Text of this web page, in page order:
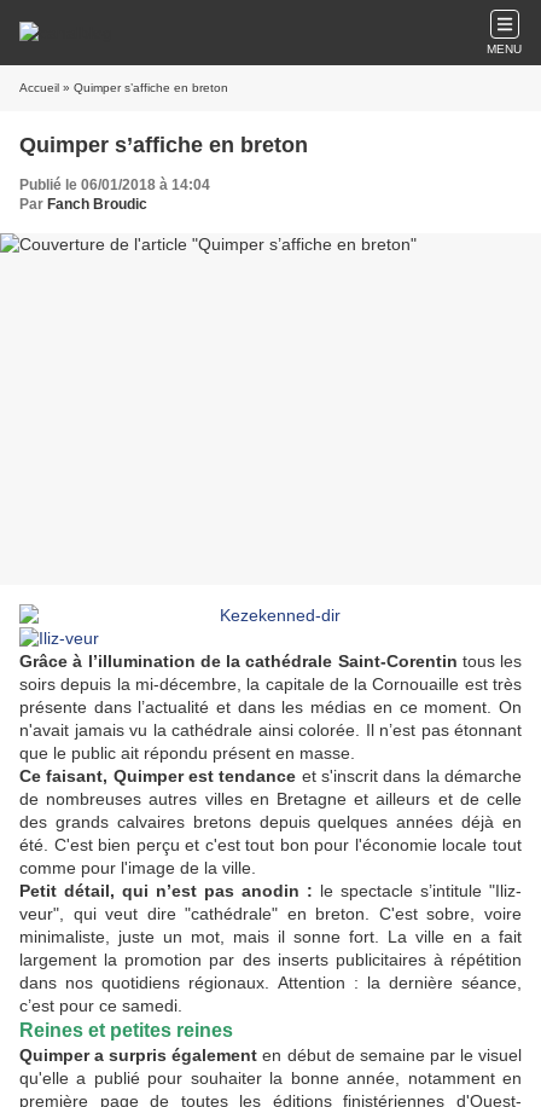
MENU
Accueil » Quimper s’affiche en breton
Quimper s’affiche en breton
Publié le 06/01/2018 à 14:04
Par Fanch Broudic
Grâce à l’illumination de la cathédrale Saint-Corentin tous les
soirs depuis la mi-décembre, la capitale de la Cornouaille est très
présente dans l’actualité et dans les médias en ce moment. On
n'avait jamais vu la cathédrale ainsi colorée. Il n’est pas étonnant
que le public ait répondu présent en masse.
Ce faisant, Quimper est tendance et s'inscrit dans la démarche
de nombreuses autres villes en Bretagne et ailleurs et de celle
des grands calvaires bretons depuis quelques années déjà en
été. C'est bien perçu et c'est tout bon pour l'économie locale tout
comme pour l'image de la ville.
Petit détail, qui n’est pas anodin : le spectacle s’intitule "Iliz-
veur", qui veut dire "cathédrale" en breton. C'est sobre, voire
minimaliste, juste un mot, mais il sonne fort. La ville en a fait
largement la promotion par des inserts publicitaires à répétition
dans nos quotidiens régionaux. Attention : la dernière séance,
c’est pour ce samedi.
Reines et petites reines
Quimper a surpris également en début de semaine par le visuel
qu'elle a publié pour souhaiter la bonne année, notamment en
première page de toutes les éditions finistériennes d'Ouest-